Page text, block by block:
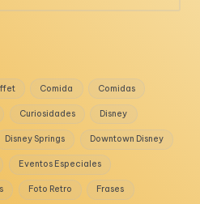
Comida Comidas
Curiosidades Disney
Disney Springs Downtown Disney
Eventos Especiales
Foto Retro Frases